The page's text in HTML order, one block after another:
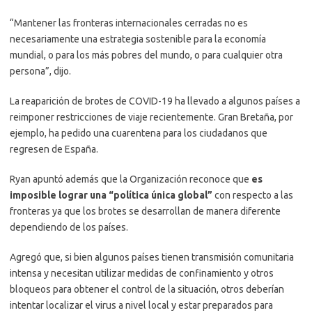
“Mantener las fronteras internacionales cerradas no es
necesariamente una estrategia sostenible para la economía
mundial, o para los más pobres del mundo, o para cualquier otra
persona”, dijo.
La reaparición de brotes de COVID-19 ha llevado a algunos países a
reimponer restricciones de viaje recientemente. Gran Bretaña, por
ejemplo, ha pedido una cuarentena para los ciudadanos que
regresen de España.
Ryan apuntó además que la Organización reconoce que es
imposible lograr una “política única global” con respecto a las
fronteras ya que los brotes se desarrollan de manera diferente
dependiendo de los países.
Agregó que, si bien algunos países tienen transmisión comunitaria
intensa y necesitan utilizar medidas de confinamiento y otros
bloqueos para obtener el control de la situación, otros deberían
intentar localizar el virus a nivel local y estar preparados para